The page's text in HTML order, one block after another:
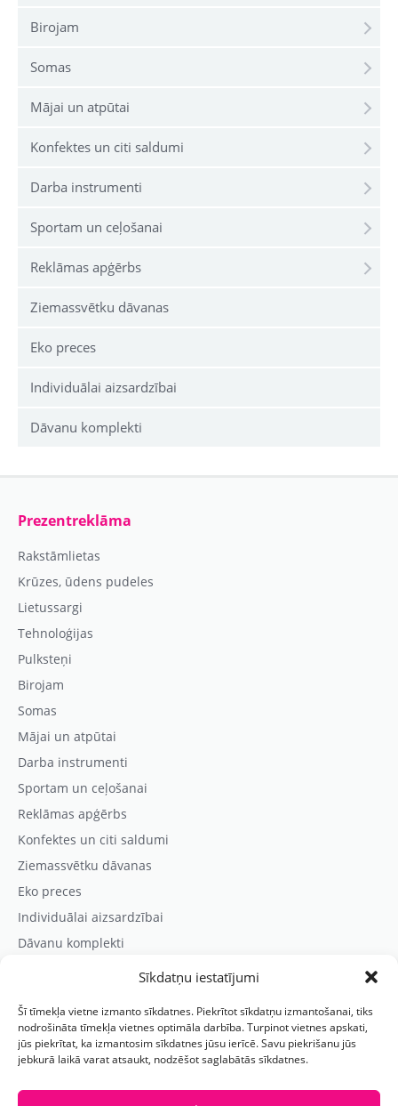
Sīkdatņu iestatījumi
Šī tīmekļa vietne izmanto sīkdatnes. Piekrītot sīkdatņu izmantošanai, tiks
nodrošināta tīmekļa vietnes optimāla darbība. Turpinot vietnes apskati,
jūs piekrītat, ka izmantosim sīkdatnes jūsu ierīcē. Savu piekrišanu jūs
jebkurā laikā varat atsaukt, nodzēšot saglabātās sīkdatnes.
Birojam
Somas
Mājai un atpūtai
Konfektes un citi saldumi
Darba instrumenti
Sportam un ceļošanai
Reklāmas apģērbs
Ziemassvētku dāvanas
Eko preces
Individuālai aizsardzībai
Dāvanu komplekti
Prezentreklāma
Rakstāmlietas
Krūzes, ūdens pudeles
Lietussargi
Tehnoloģijas
Pulksteņi
Birojam
Somas
Mājai un atpūtai
Darba instrumenti
Sportam un ceļošanai
Reklāmas apģērbs
Konfektes un citi saldumi
Ziemassvētku dāvanas
Eko preces
Individuālai aizsardzībai
Dāvanu komplekti
Kontaktinformācija
Prezentreklāmas aģentūra “PARIS”
Reģ.nr.: 40103625328